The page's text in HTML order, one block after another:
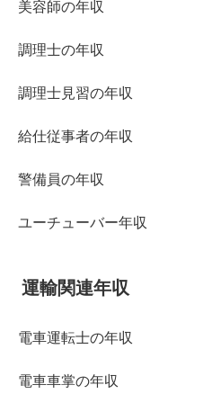
美容師の年収
調理士の年収
調理士見習の年収
給仕従事者の年収
警備員の年収
ユーチューバー年収
運輸関連年収
電車運転士の年収
電車車掌の年収